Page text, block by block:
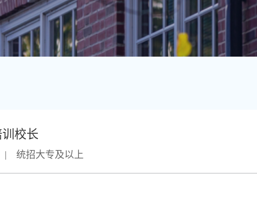
校长
| 统招大专及以上